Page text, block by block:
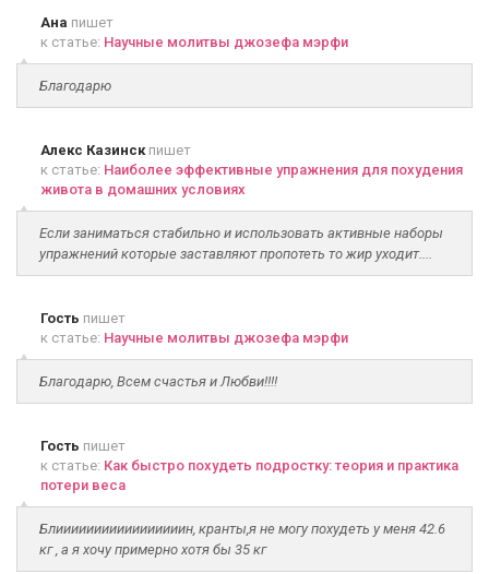
Ана пишет
к статье: Научные молитвы джозефа мэрфи
Благодарю
Алекс Казинскпишет
к статье: Наиболее эффективные упражнения для похудения
живота в домашних условиях
Если заниматься стабильно и использовать активные наборы
упражнений которые заставляют пропотеть то жир уходит....
Гость пишет
к статье: Научные молитвы джозефа мэрфи
Благодарю, Всем счастья и Любви!!!!
Гость пишет
к статье: Как быстро похудеть подростку: теория и практика
потери веса
Блииииииииииииииииин, кранты,я не могу похудеть у меня 42.6
кг , а я хочу примерно хотя бы 35 кг